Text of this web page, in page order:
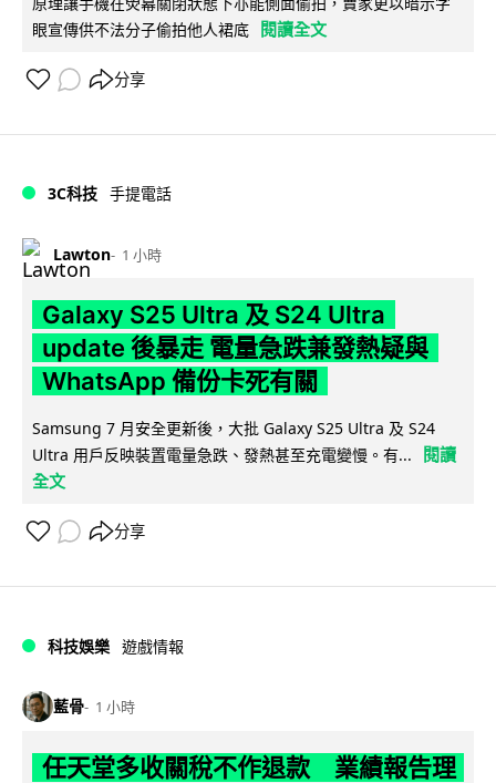
眼宣傳供不法分子偷拍他人裙底
閱讀全文
分享
3C科技 手提電話
Lawton 1 小時
Galaxy S25 Ultra 及 S24 Ultra
update 後暴走 電量急跌兼發熱疑與
WhatsApp 備份卡死有關
Samsung 7 月安全更新後，大批 Galaxy S25 Ultra 及 S24
Ultra 用戶反映裝置電量急跌、發熱甚至充電變慢。有...
閱讀
全文
分享
科技娛樂 遊戲情報
藍骨 1 小時
任天堂多收關稅不作退款 業績報告理